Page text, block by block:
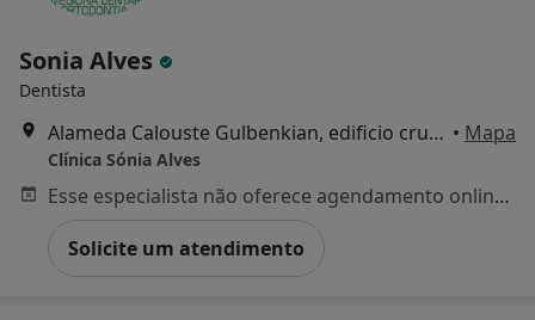
Sonia Alves
Dentista
Alameda Calouste Gulbenkian, edificio cruzeiro, nº4, 1ºandar, sala 13, Coimbra • Mapa
Clínica Sónia Alves
Esse especialista não oferece agendamento online para esse endereço.
Solicite um atendimento